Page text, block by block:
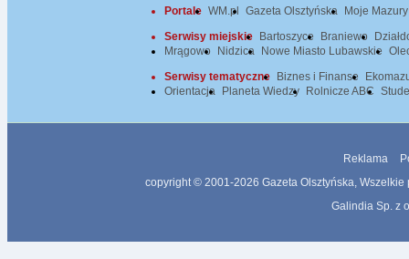
Portale WM.pl Gazeta Olsztyńska
Moje Mazury
Serwisy miejskie
Bartoszyce Braniewo
Mrągowo
Nidzica Nowe Miasto Lubawskie
Serwisy tematyczne
Biznes i Finanse
Orientacja
Planeta Wiedzy Rolnicze ABC
Reklama
copyright © 2001-2026 Gazeta Olsztyńska,
Galindia Sp. z